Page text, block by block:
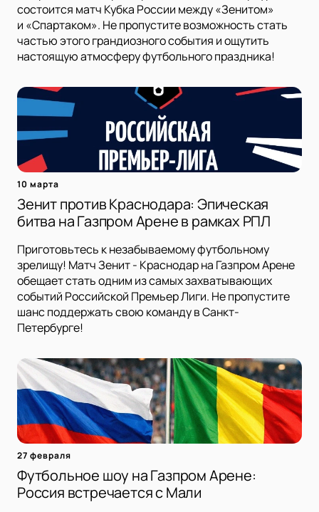
состоится матч Кубка России между «Зенитом»
и «Спартаком». Не пропустите возможность стать
частью этого грандиозного события и ощутить
настоящую атмосферу футбольного праздника!
10 марта
Зенит против Краснодара: Эпическая
битва на Газпром Арене в рамках РПЛ
Приготовьтесь к незабываемому футбольному
зрелищу! Матч Зенит - Краснодар на Газпром Арене
обещает стать одним из самых захватывающих
событий Российской Премьер Лиги. Не пропустите
шанс поддержать свою команду в Санкт-
Петербурге!
27 февраля
Футбольное шоу на Газпром Арене:
Россия встречается с Мали